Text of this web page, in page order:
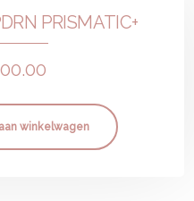
PRISMATIC+
winkelwagen